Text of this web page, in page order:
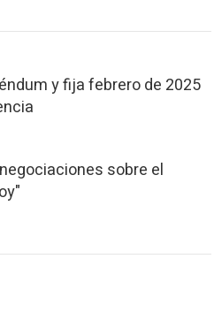
y fija febrero de 2025
sobre el